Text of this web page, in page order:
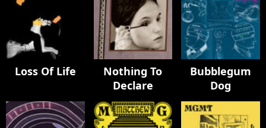
Loss Of Life
Nothing To
Declare
Bubblegum
Dog